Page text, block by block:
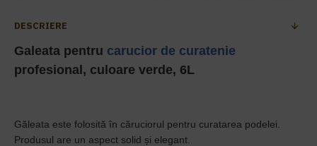
DESCRIERE
Galeata pentru carucior de curatenie
profesional, culoare verde, 6L
Găleata este folosită în căruciorul pentru curatarea podelei.
Produsul are un aspect solid și elegant.